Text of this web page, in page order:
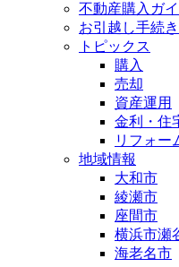
不動産購入ガ
お引越し手続
トピックス
購入
売却
資産運用
金利・住
リフォー
地域情報
大和市
綾瀬市
座間市
横浜市瀬
海老名市